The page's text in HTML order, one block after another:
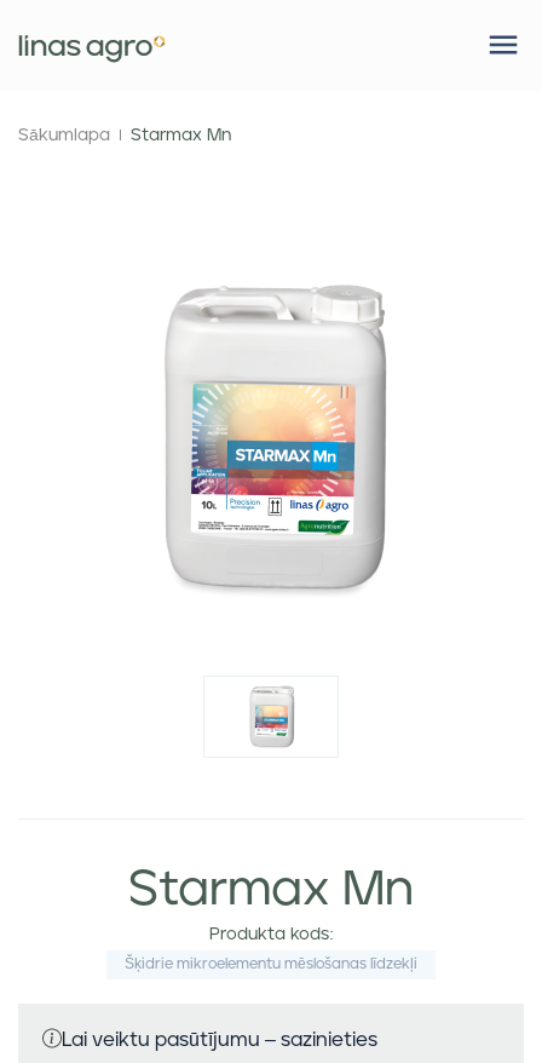
Sākumlapa Starmax Mn
Starmax Mn
Produkta kods:
Šķidrie mikroelementu mēslošanas līdzekļi
Lai veiktu pasūtījumu – sazinieties